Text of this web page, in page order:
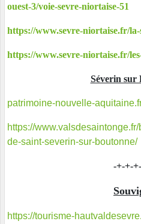
ouest-3/voie-sevre-niortaise-51
https://www.sevre-niortaise.fr/
https://www.sevre-niortaise.fr/
Séverin sur
patrimoine-nouvelle-
https://
de-saint-severin-sur-boutonne/
-+-+-
https://tourisme-